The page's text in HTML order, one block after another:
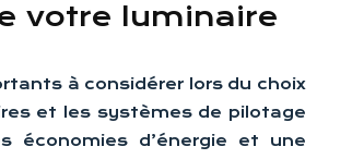
votre luminaire
à considérer lors du choix
et les systèmes de pilotage
économies d’énergie et une